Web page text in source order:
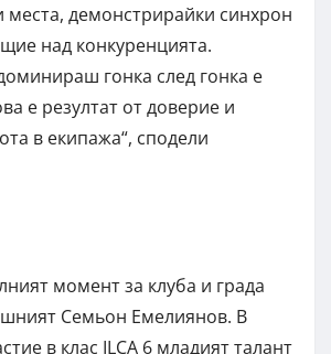
демонстрирайки синхрон
над конкуренцията.
гонка след гонка е
е резултат от доверие и
в екипажа“, сподели
момент за клуба и града
Семьон Емелиянов. В
в клас ILCA 6 младият талант